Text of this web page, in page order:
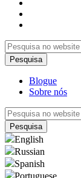
Blogue
Sobre nós
English
Russian
Spanish
Portuguese